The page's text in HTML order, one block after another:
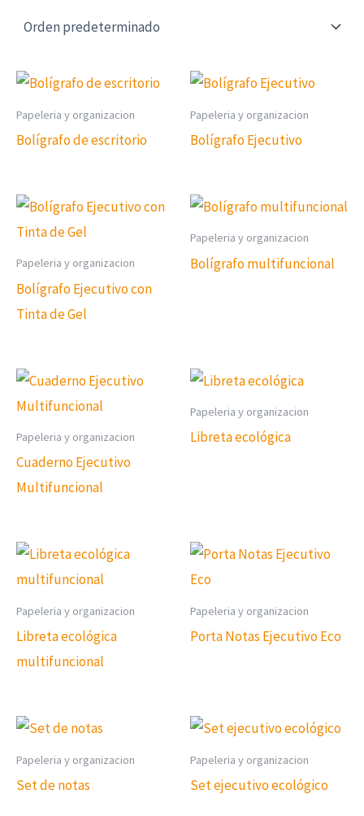
Papeleria y organizacion
Bolígrafo de escritorio
Papeleria y organizacion
Bolígrafo Ejecutivo
Papeleria y organizacion
Bolígrafo Ejecutivo con
Tinta de Gel
Papeleria y organizacion
Bolígrafo multifuncional
Papeleria y organizacion
Cuaderno Ejecutivo
Multifuncional
Papeleria y organizacion
Libreta ecológica
Papeleria y organizacion
Libreta ecológica
multifuncional
Papeleria y organizacion
Porta Notas Ejecutivo Eco
Papeleria y organizacion
Set de notas
Papeleria y organizacion
Set ejecutivo ecológico